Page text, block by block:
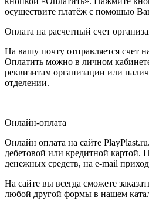
осуществите платёж с помощью
Оплата на расчетный счет
На вашу почту отправляется счет
Оплатить можно в личном
реквизитам организации или
отделении.
Онлайн-оплата
Онлайн оплата на сайте
дебетовой или кредитной картой.
денежных средств, на e-mail
На сайте вы всегда сможете
любой другой формы в нашем